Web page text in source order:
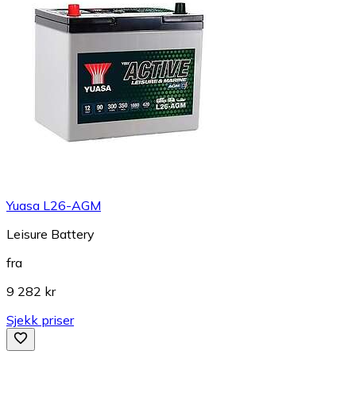
Yuasa L26-AGM
Leisure Battery
fra
9 282 kr
Sjekk priser